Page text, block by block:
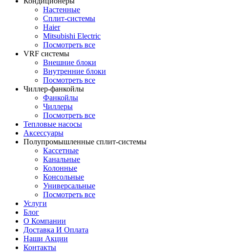
Настенные
Сплит-системы
Haier
Mitsubishi Electric
Посмотреть все
VRF системы
Внешние блоки
Внутренние блоки
Посмотреть все
Чиллер-фанкойлы
Фанкойлы
Чиллеры
Посмотреть все
Тепловые насосы
Аксессуары
Полупромышленные сплит-системы
Кассетные
Канальные
Колонные
Консольные
Универсальные
Посмотреть все
Услуги
Блог
О Компании
Доставка И Оплата
Наши Акции
Контакты